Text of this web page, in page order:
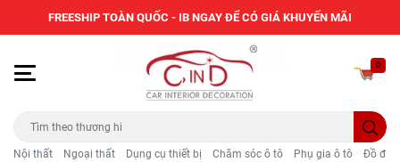
Nội thất Ngoại thất Dụng cụ thiết bị Chăm sóc ô tô Phụ gia ô tô Đồ
0
FREESHIP TOÀN QUỐC - IB NGAY ĐỂ CÓ GIÁ KHUYẾN MÃI